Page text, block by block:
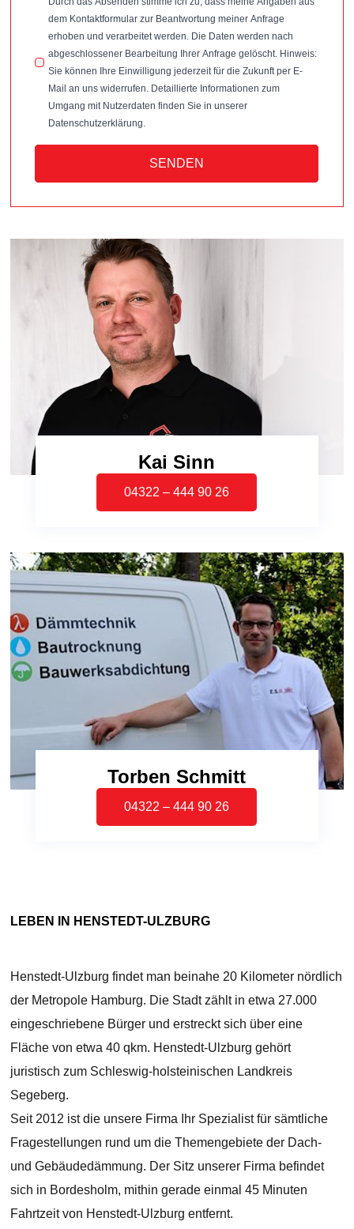
dem Kontaktformular zur Beantwortung meiner Anfrage
erhoben und verarbeitet werden. Die Daten werden nach
abgeschlossener Bearbeitung Ihrer Anfrage gelöscht. Hinweis:
Sie können Ihre Einwilligung jederzeit für die Zukunft per E-
Mail an uns widerrufen. Detaillierte Informationen zum
Umgang mit Nutzerdaten finden Sie in unserer
Datenschutzerklärung.
SENDEN
Kai Sinn
04322 – 444 90 26
Torben Schmitt
04322 – 444 90 26
LEBEN IN HENSTEDT-ULZBURG
Henstedt-Ulzburg findet man beinahe 20 Kilometer nördlich
der Metropole Hamburg. Die Stadt zählt in etwa 27.000
eingeschriebene Bürger und erstreckt sich über eine
Fläche von etwa 40 qkm. Henstedt-Ulzburg gehört
juristisch zum Schleswig-holsteinischen Landkreis
Segeberg.
Seit 2012 ist die unsere Firma Ihr Spezialist für sämtliche
Fragestellungen rund um die Themengebiete der Dach-
und Gebäudedämmung. Der Sitz unserer Firma befindet
sich in Bordesholm, mithin gerade einmal 45 Minuten
Fahrtzeit von Henstedt-Ulzburg entfernt.